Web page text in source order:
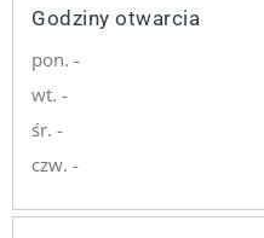
Godziny otwarcia
pon. -
wt. -
śr. -
czw. -